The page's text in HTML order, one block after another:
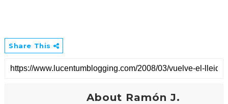
Share This
About Ramón J.